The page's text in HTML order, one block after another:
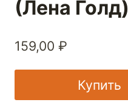
(Лена Голд)
159,00 ₽
Купить